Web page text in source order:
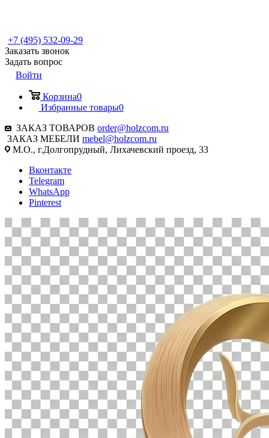
+7 (495) 532-09-29
Заказать звонок
Задать вопрос
Войти
Корзина0
Избранные товары0
ЗАКАЗ ТОВАРОВ order@holzcom.ru
ЗАКАЗ МЕБЕЛИ mebel@holzcom.ru
М.О., г.Долгопрудный, Лихачевский проезд, 33
Вконтакте
Telegram
WhatsApp
Pinterest